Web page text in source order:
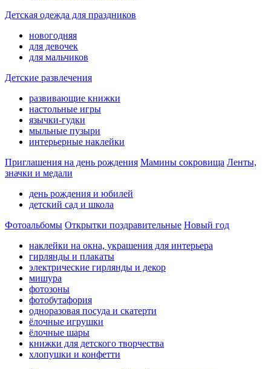
Детская одежда для праздников
новогодняя
для девочек
для мальчиков
Детские развлечения
развивающие книжки
настольные игры
язычки-гудки
мыльные пузыри
интерьерные наклейки
Приглашения на день рождения Мамины сокровища Ленты,
значки и медали
день рождения и юбилей
детский сад и школа
Фотоальбомы Открытки поздравительные Новый год
наклейки на окна, украшения для интерьера
гирлянды и плакаты
электрические гирлянды и декор
мишура
фотозоны
фотобутафория
одноразовая посуда и скатерти
ёлочные игрушки
ёлочные шары
книжки для детского творчества
хлопушки и конфетти